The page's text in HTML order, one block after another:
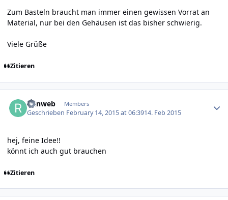
Zum Basteln braucht man immer einen gewissen Vorrat an
Material, nur bei den Gehäusen ist das bisher schwierig.
Viele Grüße
Zitieren
reinweb Members
Geschrieben February 14, 2015 at 06:3914. Feb 2015
hej, feine Idee!!
könnt ich auch gut brauchen
Zitieren